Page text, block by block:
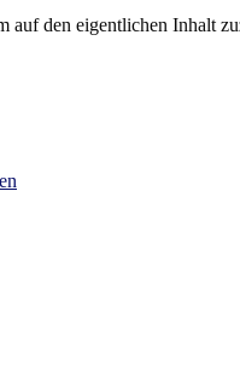
auf den eigentlichen Inhalt